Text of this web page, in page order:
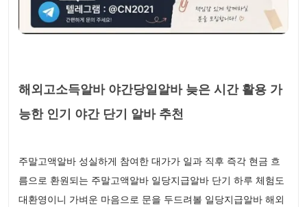
해외고소득알바 야간당일알바 늦은 시간 활용 가
능한 인기 야간 단기 알바 추천
주말고액알바 성실하게 참여한 대가가 일과 직후 즉각 현금 흐
름으로 환원되는 주말고액알바 일당지급알바 단기 하루 체험도
대환영이니 가벼운 마음으로 문을 두드려볼 일당지급알바 해외